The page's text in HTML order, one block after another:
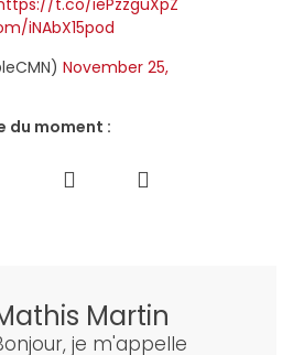
t.co/iePzzguXpZ
iNAbX15pod
November 25,
du moment :
Martin
je m'appelle